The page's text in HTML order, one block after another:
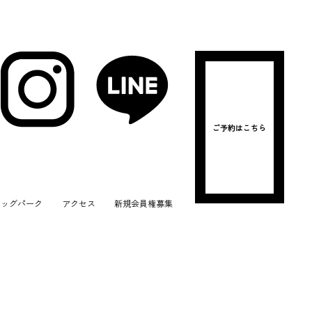
ご予約はこちら
グパーク アクセス 新規会員権募集